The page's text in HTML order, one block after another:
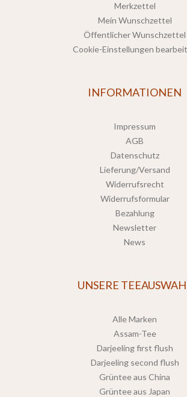
Merkzettel
Mein Wunschzettel
Öffentlicher Wunschzettel
Cookie-Einstellungen
INFORMATIONEN
Impressum
AGB
Datenschutz
Lieferung/Versand
Widerrufsrecht
Widerrufsformular
Bezahlung
Newsletter
News
UNSERE
Alle Marken
Assam-Tee
Darjeeling first flush
Darjeeling second flush
Grüntee aus China
Grüntee aus Japan